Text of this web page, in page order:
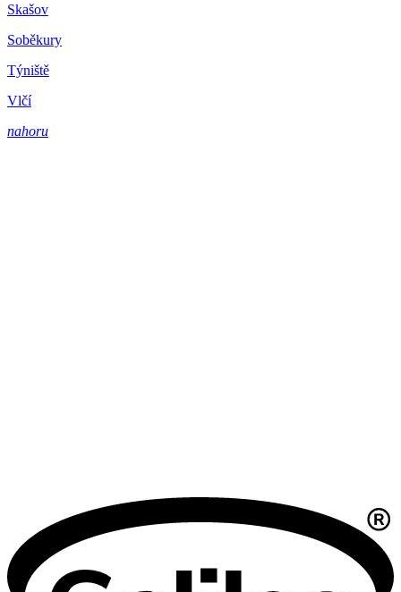
Skašov
Soběkury
Týniště
Vlčí
nahoru